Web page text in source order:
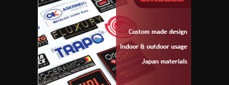
581 News & Event
Highlight Product 557 Angel Corner
Cover Story 93 Tips & Trick
72 Carsmetic